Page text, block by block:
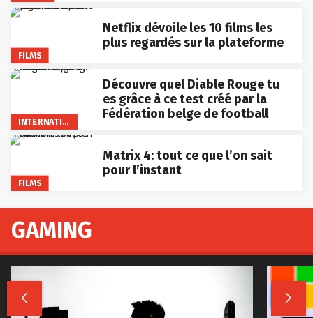
FILMS
Netflix dévoile les 10 films les
plus regardés sur la plateforme
INTERNATIONAL
Découvre quel Diable Rouge tu
es grâce à ce test créé par la
Fédération belge de football
FILMS
Matrix 4: tout ce que l’on sait
pour l’instant
GAMING
 